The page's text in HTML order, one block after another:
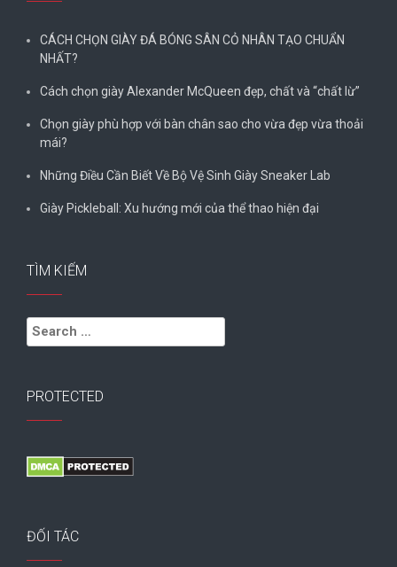
CÁCH CHỌN GIÀY ĐÁ BÓNG SÂN CỎ NHÂN TẠO CHUẨN
NHẤT?
Cách chọn giày Alexander McQueen đẹp, chất và “chất lừ”
Chọn giày phù hợp với bàn chân sao cho vừa đẹp vừa thoải
mái?
Những Điều Cần Biết Về Bộ Vệ Sinh Giày Sneaker Lab
Giày Pickleball: Xu hướng mới của thể thao hiện đại
TÌM KIẾM
Search
for:
PROTECTED
ĐỐI TÁC